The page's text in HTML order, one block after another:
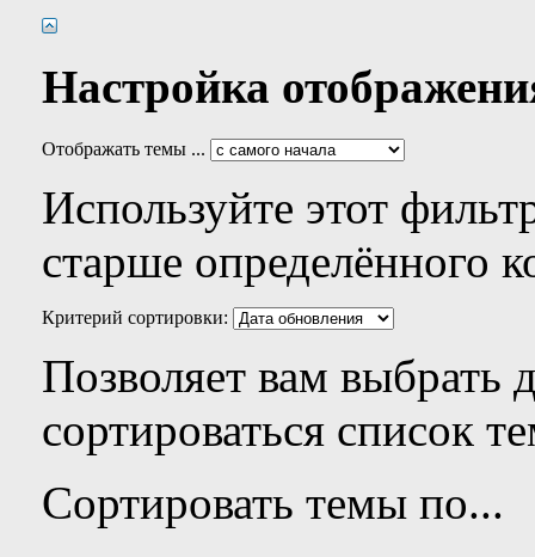
Настройка
Отображать темы ...
Используйте этот
старше определённого
Критерий сортировки:
Позволяет вам выбрать
сортироваться список
Сортировать темы по...